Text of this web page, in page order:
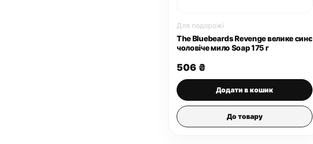
Для подорожі
The Bluebeards Revenge велике синє
чоловіче мило Soap 175 г
506 ₴
Додати в кошик
До товару